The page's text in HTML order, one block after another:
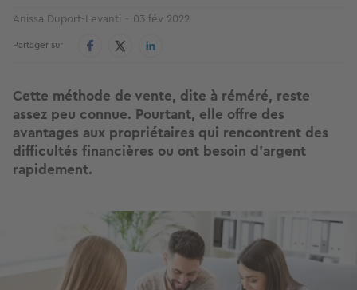
Anissa Duport-Levanti 03 fév 2022
Partager sur
Cette méthode de vente, dite à réméré, reste
assez peu connue. Pourtant, elle offre des
avantages aux propriétaires qui rencontrent des
difficultés financières ou ont besoin d’argent
rapidement.